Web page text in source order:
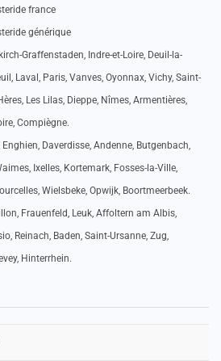
france
générique
Graffenstaden, Indre-et-Loire, Deuil-la-
Laval, Paris, Vanves, Oyonnax, Vichy, Saint-
Les Lilas, Dieppe, Nîmes, Armentières,
Compiègne.
Daverdisse, Andenne, Butgenbach,
Ixelles, Kortemark, Fosses-la-Ville,
Wielsbeke, Opwijk, Boortmeerbeek.
Frauenfeld, Leuk, Affoltern am Albis,
Reinach, Baden, Saint-Ursanne, Zug,
Hinterrhein.